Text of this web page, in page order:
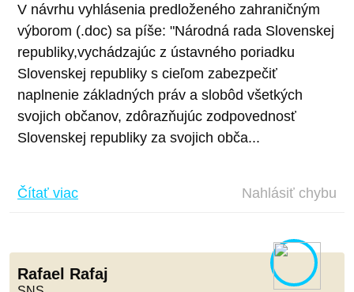
V návrhu vyhlásenia predloženého zahraničným
výborom (.doc) sa píše: "Národná rada Slovenskej
republiky,vychádzajúc z ústavného poriadku
Slovenskej republiky s cieľom zabezpečiť
naplnenie základných práv a slobôd všetkých
svojich občanov, zdôrazňujúc zodpovednosť
Slovenskej republiky za svojich obča...
Čítať viac Nahlásiť chybu
Rafael Rafaj